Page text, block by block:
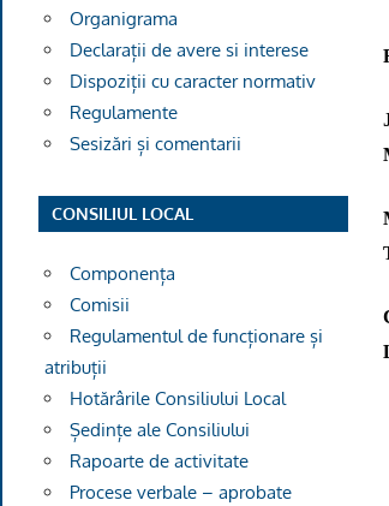
Organigrama
Declarații de avere si interese
Dispoziții cu caracter normativ
Regulamente
Sesizări și comentarii
CONSILIUL LOCAL
Componența
Comisii
Regulamentul de funcționare și
atribuții
Hotărârile Consiliului Local
Ședințe ale Consiliului
Rapoarte de activitate
Procese verbale – aprobate